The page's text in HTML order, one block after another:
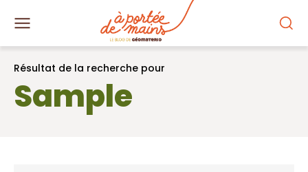
Résultat de la recherche pour
Sample